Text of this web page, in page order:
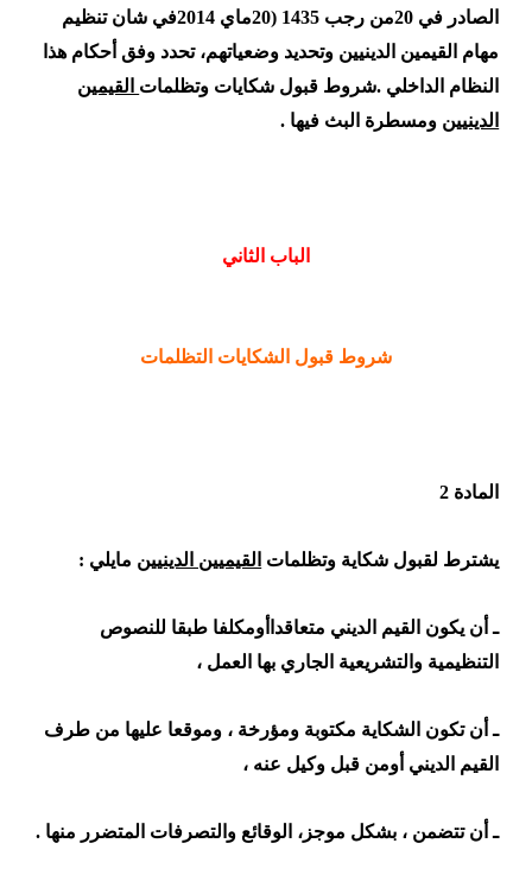
الصادر في 20من رجب 1435 (20ماي 2014في شان تنظيم
مهام القيمين الدينيين وتحديد وضعياتهم، تحدد وفق أحكام هذا
النظام الداخلي .شروط قبول شكايات وتظلمات القيمين
الدينيين ومسطرة البث فيها .
الباب الثاني
شروط قبول الشكايات التظلمات
المادة 2
يشترط لقبول شكاية وتظلمات القيميين الدينيين مايلي :
ـ أن يكون القيم الديني متعاقداأومكلفا طبقا للنصوص
التنظيمية والتشريعية الجاري بها العمل ،
ـ أن تكون الشكاية مكتوبة ومؤرخة ، وموقعا عليها من طرف
القيم الديني أومن قبل وكيل عنه ،
ـ أن تتضمن ، بشكل موجز، الوقائع والتصرفات المتضرر منها .